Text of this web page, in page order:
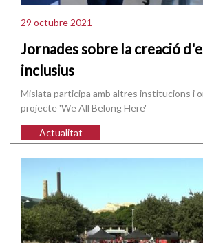
29 octubre 2021
Jornades sobre la creació
inclusius
Mislata participa amb altres institucions i
projecte 'We All Belong Here'
Actualitat